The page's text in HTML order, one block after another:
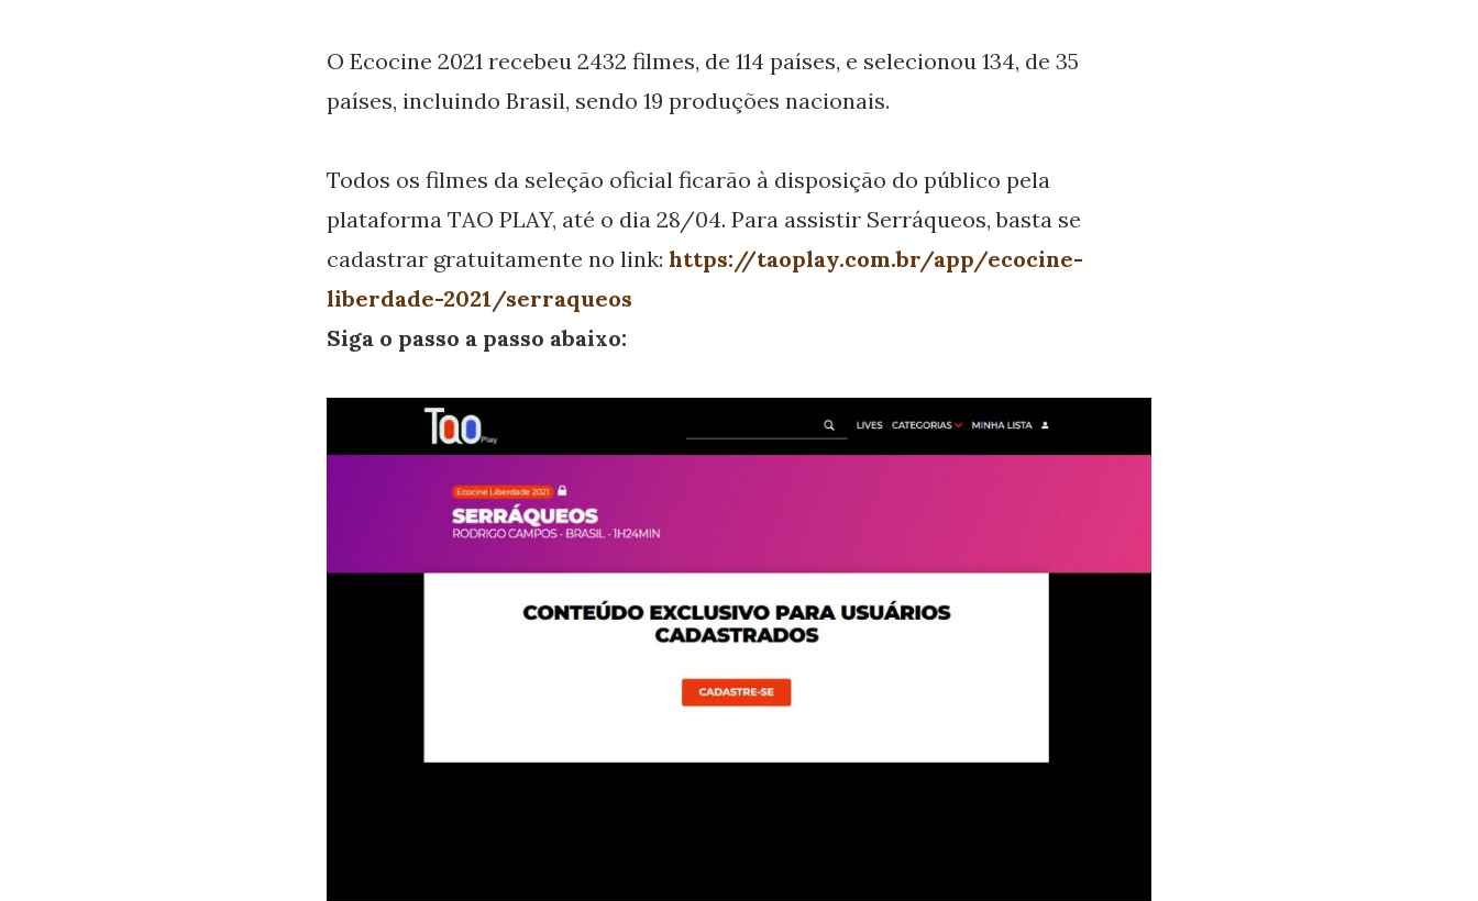
O Ecocine 2021 recebeu 2432 filmes, de 114 países, e selecionou 134, de 35
países, incluindo Brasil, sendo 19 produções nacionais.
Todos os filmes da seleção oficial ficarão à disposição do público pela
plataforma TAO PLAY, até o dia 28/04. Para assistir Serráqueos, basta se
cadastrar gratuitamente no link: https://taoplay.com.br/app/ecocine-
liberdade-2021/serraqueos
Siga o passo a passo abaixo: